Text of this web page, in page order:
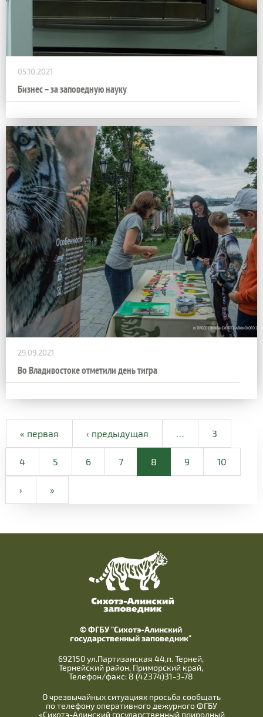
05.10.2021
Бизнес – за заповедную науку
29.09.2021
Во Владивостоке отметили день тигра
« первая ‹ предыдущая … 3
4 5 6 7 8 9 10
› »
© ФГБУ "Сихотэ-Алинский
государственный заповедник"
692150 ул.Партизанская 44,п. Терней,
Тернейский район, Приморский край,
Телефон/факс: 8 (42374)31-3-78
О чрезвычайных ситуациях просьба сообщать
по телефону оперативного дежурного ФГБУ
«Сихотэ-Алинский государственный природный